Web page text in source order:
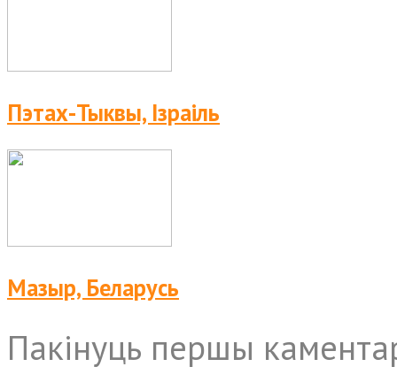
Пэтах-Тыквы, Ізраіль
Мазыр, Беларусь
Пакінуць першы